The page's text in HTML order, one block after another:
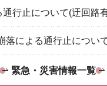
行止について(迂回路
落による通行止につい
緊急・災害情報一覧